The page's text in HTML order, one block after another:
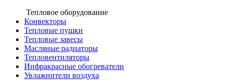
Тепловое оборудование
Конвекторы
Тепловые пушки
Тепловые завесы
Масляные радиаторы
Тепловентиляторы
Инфракрасные обогреватели
Увлажнители воздуха